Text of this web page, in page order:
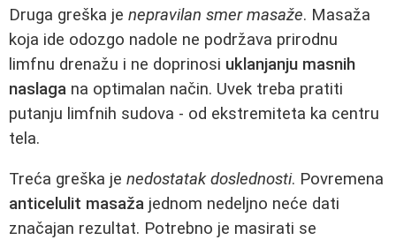
Druga greška je nepravilan smer masaže. Masaža
koja ide odozgo nadole ne podržava prirodnu
limfnu drenažu i ne doprinosi uklanjanju masnih
naslaga na optimalan način. Uvek treba pratiti
putanju limfnih sudova - od ekstremiteta ka centru
tela.
Treća greška je nedostatak doslednosti. Povremena
anticelulit masaža jednom nedeljno neće dati
značajan rezultat. Potrebno je masirati se